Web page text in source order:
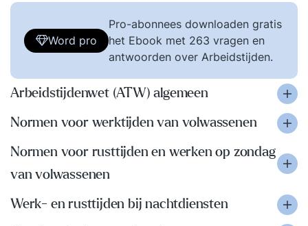
Word pro
Pro-abonnees downloaden gratis
het Ebook met 263 vragen en
antwoorden over Arbeidstijden.
Arbeidstijdenwet (ATW) algemeen
Normen voor werktijden van volwassenen
Normen voor rusttijden en werken op zondag
van volwassenen
Werk- en rusttijden bij nachtdiensten